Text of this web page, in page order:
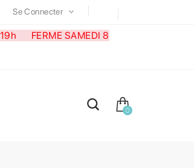
Se Connecter
19h FERME SAMEDI 8
0